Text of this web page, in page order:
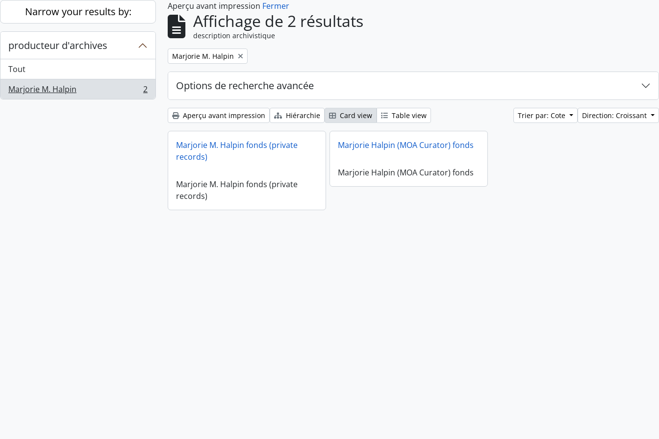
Skip to main content
Narrow your results by:
producteur d'archives
Tout
Marjorie M. Halpin
, 2 résultats 2
Aperçu avant impression Fermer
Affichage de 2 résultats
description archivistique
Remove filter:
Marjorie M. Halpin
Options de recherche avancée
Aperçu avant impression Hiérarchie Card view Table view Trier par: Cote Direction: Croissant
Marjorie M. Halpin fonds (private
records)
Marjorie M. Halpin fonds (private
records)
Marjorie Halpin (MOA Curator) fonds
Marjorie Halpin (MOA Curator) fonds